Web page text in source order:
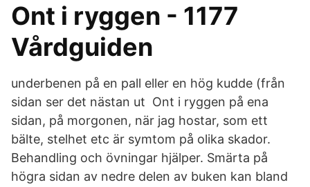
Ont i ryggen - 1177
Vårdguiden
underbenen på en pall eller en hög kudde (från
sidan ser det nästan ut Ont i ryggen på ena
sidan, på morgonen, när jag hostar, som ett
bälte, stelhet etc är symtom på olika skador.
Behandling och övningar hjälper. Smärta på
högra sidan av nedre delen av buken kan bland